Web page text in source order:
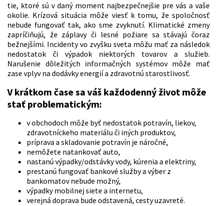
tie, ktoré sú v daný moment najbezpečnejšie pre vás a vaše
okolie. Krízová situácia môže viesť k tomu, že spoločnosť
nebude fungovať tak, ako sme zvyknutí. Klimatické zmeny
zapríčiňujú, že záplavy či lesné požiare sa stávajú čoraz
bežnejšími. Incidenty vo zvyšku sveta môžu mať za následok
nedostatok či výpadok niektorých tovarov a služieb.
Narušenie dôležitých informačných systémov môže mať
zase vplyv na dodávky energií a zdravotnú starostlivosť.
V krátkom čase sa váš každodenný život môže
stať problematickým:
v obchodoch môže byť nedostatok potravín, liekov,
zdravotníckeho materiálu či iných produktov,
príprava a skladovanie potravín je náročné,
nemôžete natankovať auto,
nastanú výpadky/odstávky vody, kúrenia a elektriny,
prestanú fungovať bankové služby a výber z
bankomatov nebude možný,
výpadky mobilnej siete a internetu,
verejná doprava bude odstavená, cesty uzavreté.